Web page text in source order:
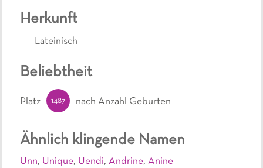
Herkunft
Lateinisch
Ähnlich klingende Namen
Unn, Unique, Uendi, Andrine, Anine
Beliebtheit
Platz 1487 nach Anzahl Geburten